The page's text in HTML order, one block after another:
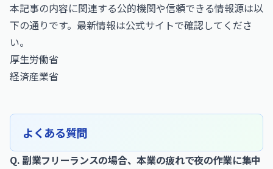
本記事の内容に関連する公的機関や信頼できる情報源は以
下の通りです。最新情報は公式サイトで確認してくださ
い。
厚生労働省
経済産業省
よくある質問
Q. 副業フリーランスの場合、本業の疲れで夜の作業に集中